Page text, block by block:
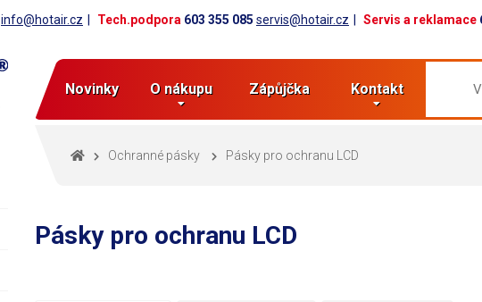
info@hotair.cz Tech.podpora 603 355 085 servis@hotair.cz Servis a reklamace
Novinky O nákupu Zápůjčka Kontakt
Ochranné pásky Pásky pro ochranu LCD
Pásky pro ochranu LCD